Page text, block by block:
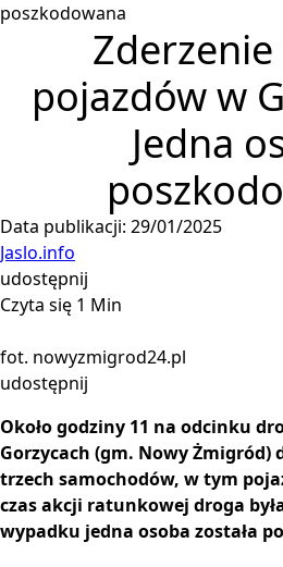
poszkodowana
pojazdów w
Jedna
Data publikacji: 29/01/2025
Jaslo.info
udostępnij
Czyta się 1 Min
fot. nowyzmigrod24.pl
udostępnij
Około godziny 11 na odcinku
Gorzycach (gm. Nowy Żmigród)
trzech samochodów, w tym
czas akcji ratunkowej droga
wypadku jedna osoba została